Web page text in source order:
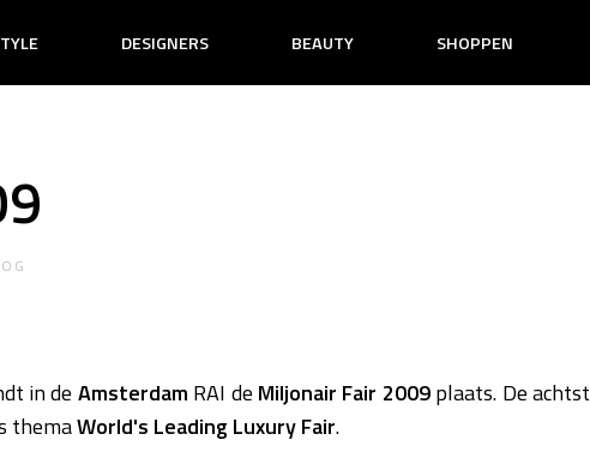
DESIGNERS BEAUTY SHOPPEN
in de Amsterdam RAI de Miljonair Fair 2009plaats. De
themaWorld's Leading Luxury Fair.